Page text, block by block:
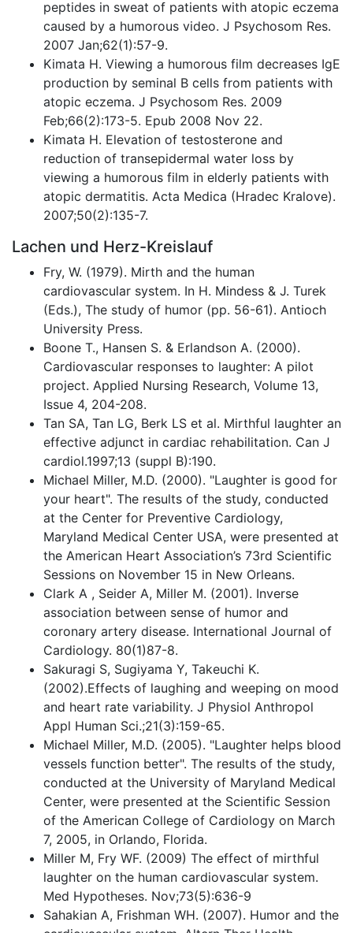
peptides in sweat of patients with atopic eczema
caused by a humorous video. J Psychosom Res.
2007 Jan;62(1):57-9.
Kimata H. Viewing a humorous film decreases IgE
production by seminal B cells from patients with
atopic eczema. J Psychosom Res. 2009
Feb;66(2):173-5. Epub 2008 Nov 22.
Kimata H. Elevation of testosterone and
reduction of transepidermal water loss by
viewing a humorous film in elderly patients with
atopic dermatitis. Acta Medica (Hradec Kralove).
2007;50(2):135-7.
Lachen und Herz-Kreislauf
Fry, W. (1979). Mirth and the human
cardiovascular system. In H. Mindess & J. Turek
(Eds.), The study of humor (pp. 56-61). Antioch
University Press.
Boone T., Hansen S. & Erlandson A. (2000).
Cardiovascular responses to laughter: A pilot
project. Applied Nursing Research, Volume 13,
Issue 4, 204-208.
Tan SA, Tan LG, Berk LS et al. Mirthful laughter an
effective adjunct in cardiac rehabilitation. Can J
cardiol.1997;13 (suppl B):190.
Michael Miller, M.D. (2000). "Laughter is good for
your heart". The results of the study, conducted
at the Center for Preventive Cardiology,
Maryland Medical Center USA, were presented at
the American Heart Association’s 73rd Scientific
Sessions on November 15 in New Orleans.
Clark A , Seider A, Miller M. (2001). Inverse
association between sense of humor and
coronary artery disease. International Journal of
Cardiology. 80(1)87-8.
Sakuragi S, Sugiyama Y, Takeuchi K.
(2002).Effects of laughing and weeping on mood
and heart rate variability. J Physiol Anthropol
Appl Human Sci.;21(3):159-65.
Michael Miller, M.D. (2005). "Laughter helps blood
vessels function better". The results of the study,
conducted at the University of Maryland Medical
Center, were presented at the Scientific Session
of the American College of Cardiology on March
7, 2005, in Orlando, Florida.
Miller M, Fry WF. (2009) The effect of mirthful
laughter on the human cardiovascular system.
Med Hypotheses. Nov;73(5):636-9
Sahakian A, Frishman WH. (2007). Humor and the